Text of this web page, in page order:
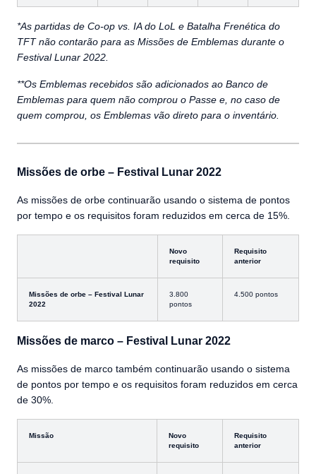
*As partidas de Co-op vs. IA do LoL e Batalha Frenética do
TFT não contarão para as Missões de Emblemas durante o
Festival Lunar 2022.
**Os Emblemas recebidos são adicionados ao Banco de
Emblemas para quem não comprou o Passe e, no caso de
quem comprou, os Emblemas vão direto para o inventário.
Missões de orbe – Festival Lunar 2022
As missões de orbe continuarão usando o sistema de pontos
por tempo e os requisitos foram reduzidos em cerca de 15%.
Novo
requisito
Requisito
anterior
Missões de orbe – Festival Lunar
2022
3.800
pontos
4.500 pontos
Missões de marco – Festival Lunar 2022
As missões de marco também continuarão usando o sistema
de pontos por tempo e os requisitos foram reduzidos em cerca
de 30%.
Missão
Novo
requisito
Requisito
anterior